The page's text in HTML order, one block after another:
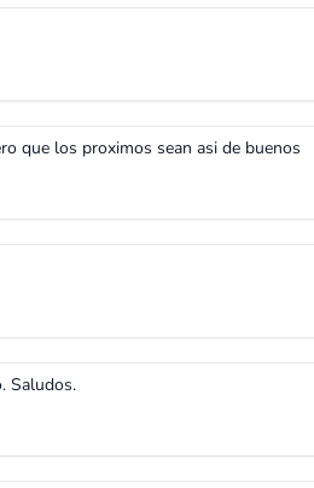
que los proximos sean asi de buenos
Saludos.